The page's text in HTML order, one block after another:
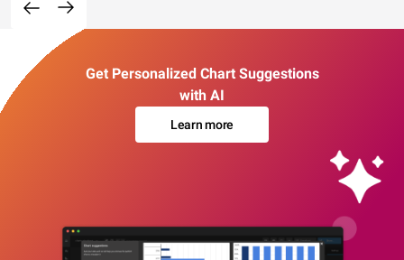
Get Personalized Chart Suggestions
with AI
Learn more